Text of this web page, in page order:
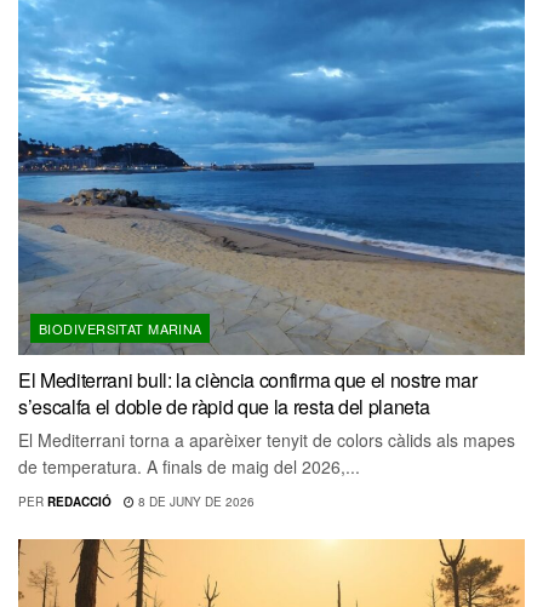
BIODIVERSITAT MARINA
El Mediterrani bull: la ciència confirma que el nostre mar
s’escalfa el doble de ràpid que la resta del planeta
El Mediterrani torna a aparèixer tenyit de colors càlids als mapes
de temperatura. A finals de maig del 2026,...
PER REDACCIÓ 8 DE JUNY DE 2026